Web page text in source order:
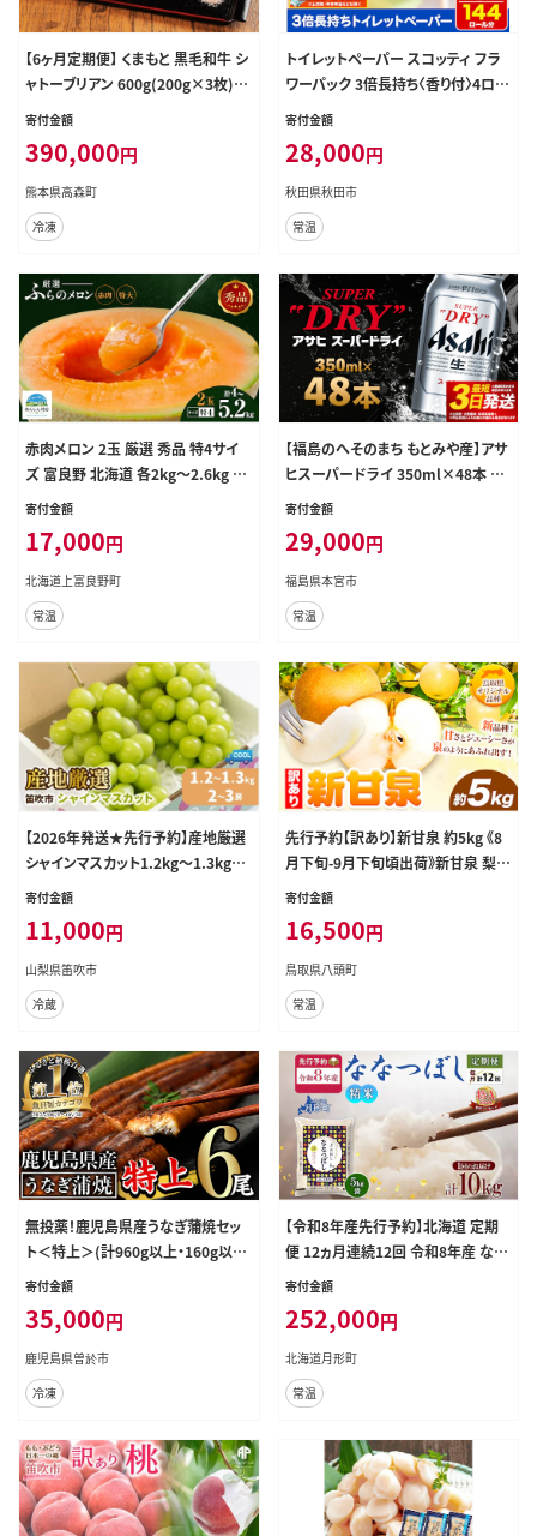
【6ヶ月定期便】 くまもと 黒毛和牛 シ
ャトーブリアン 600g(200g×3枚)
熊本 和牛 牛肉 お肉 ステーキ
寄付金額
390,000円
熊本県高森町
冷凍
トイレットペーパー スコッティ フラ
ワーパック 3倍長持ち〈香り付〉4ロー
ル(ダブル)×12パック 日用品 最短
ク トイレットペーパー 日本製紙クレ
シア]
寄付金額
28,000円
秋田県秋田市
常温
赤肉メロン 2玉 厳選 秀品 特4サイ
ズ 富良野 北海道 各2kg～2.6kg 2
玉 セット ファーム富良野 メロン め
ト 旬の果物 旬のフルーツ
寄付金額
17,000円
北海道上富良野町
常温
【福島のへそのまち もとみや産】アサ
ヒスーパードライ 350ml×48本 2
ケース【07214-0040】
寄付金額
29,000円
福島県本宮市
常温
【2026年発送★先行予約】産地厳選
シャインマスカット1.2kg～1.3kg（2
房～3房）※沖縄・離島配送不可※ 1
寄付金額
11,000円
山梨県笛吹市
冷蔵
先行予約【訳あり】新甘泉 約5kg 《8
月下旬-9月下旬頃出荷》新甘泉 梨
訳あり ご家庭用 鳥取県 八頭町 なし
汁 デザート 八頭 ---yazu_zsy_75_
5kg---
寄付金額
16,500円
鳥取県八頭町
常温
無投薬！鹿児島県産うなぎ蒲焼セッ
ト＜特上＞(計960g以上・160g以上
×6尾)タレ・山椒付鰻うなぎ蒲焼【西
寄付金額
35,000円
鹿児島県曽於市
冷凍
【令和8年産先行予約】北海道 定期
便 12ヵ月連続12回 令和8年産 なな
つぼし 5kg×2袋 特A 精米 米 白米
ンド米 おにぎり ふっくら 常温 お取り
寄せ 産地直送 R8年産
寄付金額
252,000円
北海道月形町
常温